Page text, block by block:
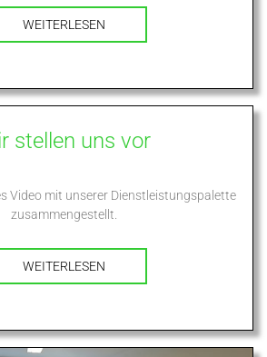
WEITERLESEN
stellen uns vor
Video mit unserer Dienstleistungspalette
zusammengestellt.
WEITERLESEN